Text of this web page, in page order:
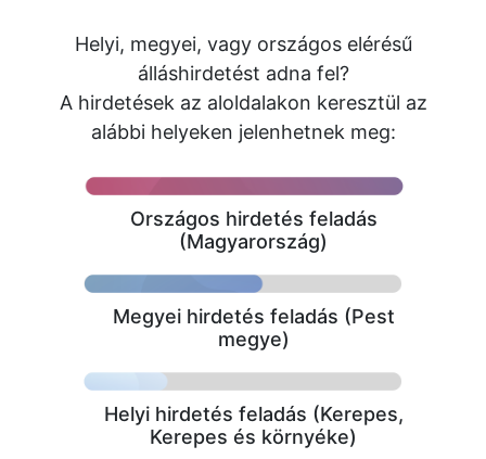
Helyi, megyei, vagy országos elérésű
álláshirdetést adna fel?
A hirdetések az aloldalakon keresztül az
alábbi helyeken jelenhetnek meg:
Országos hirdetés feladás
(Magyarország)
Megyei hirdetés feladás (Pest
megye)
Helyi hirdetés feladás (Kerepes,
Kerepes és környéke)